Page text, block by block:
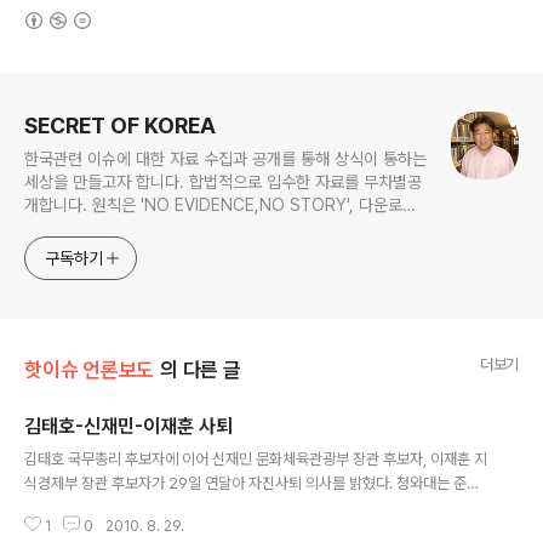
SECRET OF KOREA
한국관련 이슈에 대한 자료 수집과 공개를 통해 상식이 통하는
세상을 만들고자 합니다. 합법적으로 입수한 자료를 무차별공
개합니다. 원칙은 'NO EVIDENCE,NO STORY', 다운로드
jesim56@gmail.com, 안보일때는 구글리더나 RSS로!!
구독하기
핫이슈 언론보도 의 다른 글 더보기
김태호-신재민-이재훈 사퇴
김태호 국무총리 후보자에 이어 신재민 문화체육관광부 장관 후보자, 이재훈 지
식경제부 장관 후보자가 29일 연달아 자진사퇴 의사를 밝혔다. 청와대는 준비
됐다. 김 후보자가 이날 오전 10시 자진사퇴 의사를 밝히자, 민주당은 다른 장관
1 0 2010. 8. 29.